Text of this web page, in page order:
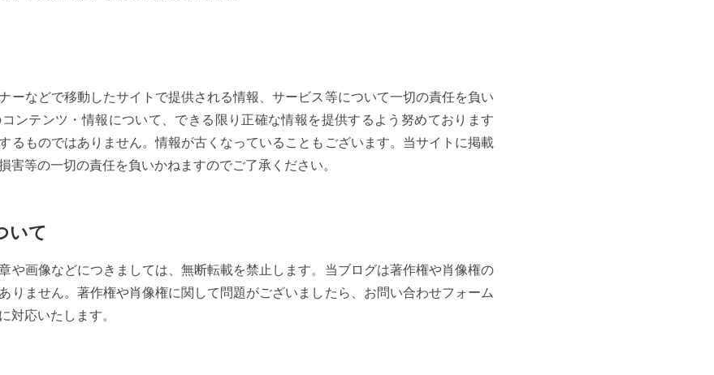
ーなどで移動したサイトで提供される情報、サービス等について一切の責任を負い
ンテンツ・情報について、できる限り正確な情報を提供するよう努めております
るものではありません。情報が古くなっていることもございます。当サイトに掲載
害等の一切の責任を負いかねますのでご了承ください。
いて
や画像などにつきましては、無断転載を禁止します。当ブログは著作権や肖像権の
りません。著作権や肖像権に関して問題がございましたら、お問い合わせフォーム
対応いたします。